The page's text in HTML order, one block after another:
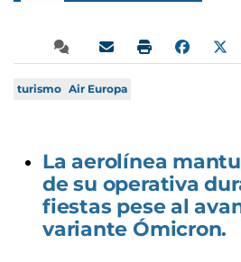
turismo Air Europa
La aerolínea
de su operativa
fiestas pese al
variante Ómicron.